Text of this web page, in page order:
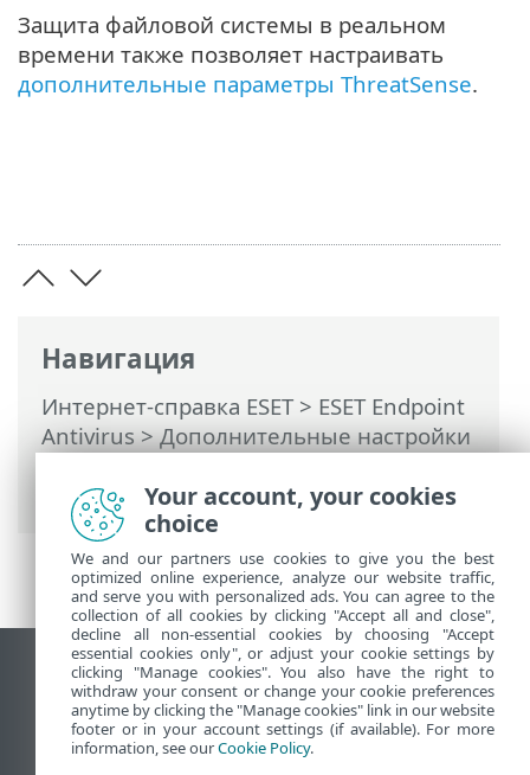
Навигация
Интернет-справка ESET> ESET Endpoint
Antivirus>Дополнительные настройки
в режиме реального времени
Защита файловой системы в реальном
времени также позволяет настраивать
дополнительные параметры ThreatSense.
Использовать сайт для ПК
End of Life
База знаний ESET
Your account, your cookies
choice
We and our partners use cookies to give you the best
optimized online experience, analyze our website traffic,
and serve you with personalized ads. You can agree to the
collection of all cookies by clicking "Accept all and close",
decline all non-essential cookies by choosing "Accept
essential cookies only", or adjust your cookie settings by
clicking "Manage cookies". You also have the right to
withdraw your consent or change your cookie preferences
anytime by clicking the "Manage cookies" link in our website
footer or in your account settings (if available). For more
information, see ourCookie Policy.